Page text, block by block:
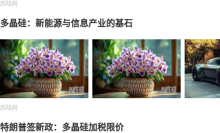
西陆网
多晶硅：新能源与信息产业的基石
西陆网
特朗普签新政：多晶硅加税限价